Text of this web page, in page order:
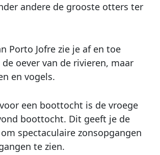
andere de grooste otters ter
Porto Jofre zie je af en toe
oever van de rivieren, maar
en vogels.
een boottocht is de vroege
boottocht. Dit geeft je de
spectaculaire zonsopgangen
te zien.